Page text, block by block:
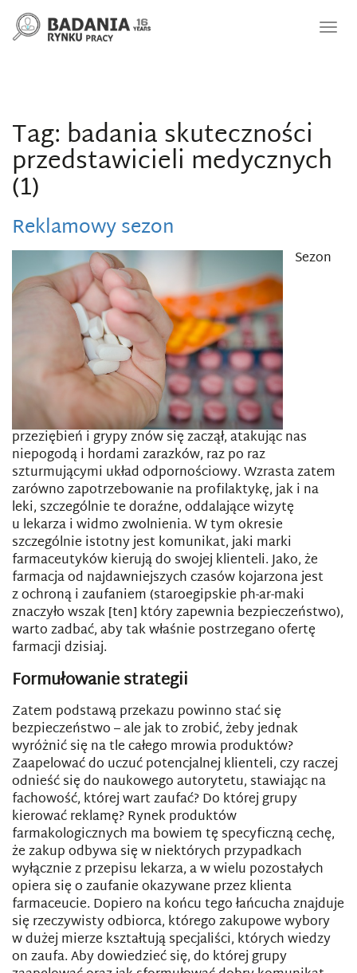
Tag: badania skuteczności
przedstawicieli medycznych
(1)
Reklamowy sezon
Sezon
przeziębień i grypy znów się zaczął, atakując nas
niepogodą i hordami zarazków, raz po raz
szturmującymi układ odpornościowy. Wzrasta zatem
zarówno zapotrzebowanie na profilaktykę, jak i na
leki, szczególnie te doraźne, oddalające wizytę
u lekarza i widmo zwolnienia. W tym okresie
szczególnie istotny jest komunikat, jaki marki
farmaceutyków kierują do swojej klienteli. Jako, że
farmacja od najdawniejszych czasów kojarzona jest
z ochroną i zaufaniem (staroegipskie ph-ar-maki
znaczyło wszak [ten] który zapewnia bezpieczeństwo),
warto zadbać, aby tak właśnie postrzegano ofertę
farmacji dzisiaj.
Formułowanie strategii
Zatem podstawą przekazu powinno stać się
bezpieczeństwo – ale jak to zrobić, żeby jednak
wyróżnić się na tle całego mrowia produktów?
Zaapelować do uczuć potencjalnej klienteli, czy raczej
odnieść się do naukowego autorytetu, stawiając na
fachowość, której wart zaufać? Do której grupy
kierować reklamę? Rynek produktów
farmakologicznych ma bowiem tę specyficzną cechę,
że zakup odbywa się w niektórych przypadkach
wyłącznie z przepisu lekarza, a w wielu pozostałych
opiera się o zaufanie okazywane przez klienta
farmaceucie. Dopiero na końcu tego łańcucha znajduje
się rzeczywisty odbiorca, którego zakupowe wybory
w dużej mierze kształtują specjaliści, których wiedzy
on zaufa. Aby dowiedzieć się, do której grupy